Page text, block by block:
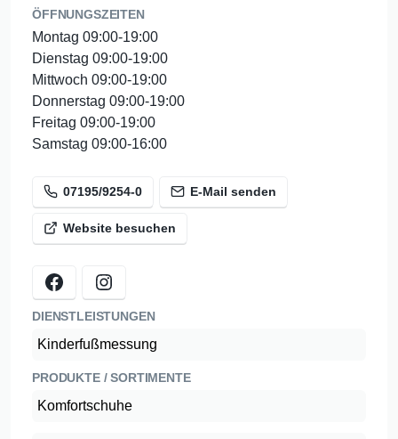
Lieblingsschuhe. Wir legen großen Wert darauf, dass Sie
sich bei uns gut aufgehoben fühlen und mit einem Lächeln
im Gesicht nach Hause gehen.
Kunden-APP: Immer auf dem laufenden, sind Sie mit
unserer Schuh Grotz Kundenapp. Digitaler Kassenbeleg,
aktuelle Informationen, Aktionen und vieles Mehr erwartet
Für unser Haus stellen wir Ihnen rund 100 Parkplätze zur
Verfügung - für ein entspanntes Schuheinkaufs-Erlebnis.
Wir freuen uns auf Ihren Besuch!
ÖFFNUNGSZEITEN
Montag 09:00-19:00
Dienstag 09:00-19:00
Mittwoch 09:00-19:00
Donnerstag 09:00-19:00
Freitag 09:00-19:00
Samstag 09:00-16:00
07195/9254-0 E-Mail senden
Website besuchen
DIENSTLEISTUNGEN
Kinderfußmessung
PRODUKTE / SORTIMENTE
Komfortschuhe